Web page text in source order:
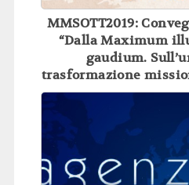
MMSOTT2019:
“Dalla Maximum
gaudium.
trasformazione
(27-29